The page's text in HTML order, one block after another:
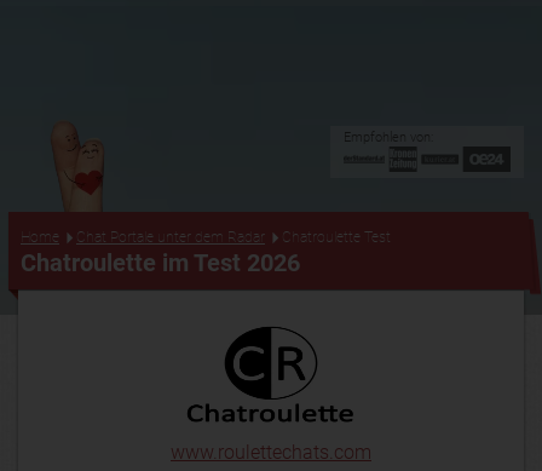
Empfohlen von:
Home Chat Portale unter dem Radar Chatroulette Test
Chatroulette im Test 2026
www.roulettechats.com